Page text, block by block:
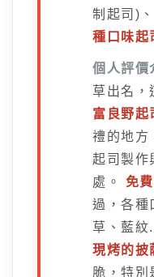
制起司)、
種口味起
個人評價
草出名，
富良野起
禮的地方
起司製作
處。 免
過，各種
草、藍紋
現烤的披
脆，特別